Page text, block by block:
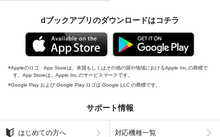
dブックアプリのダウンロードはコチラ
Appleのロゴ、App Storeは、米国もしくはその他の国や地域におけるApple Inc.の商標で
す。App Storeは、Apple Inc.のサービスマークです。
Google Play および Google Play ロゴは Google LLC の商標です。
サポート情報
はじめての方へ 対応機種一覧